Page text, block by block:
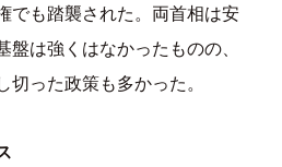
でも踏襲された。両首相は安
盤は強くはなかったものの、
切った政策も多かった。